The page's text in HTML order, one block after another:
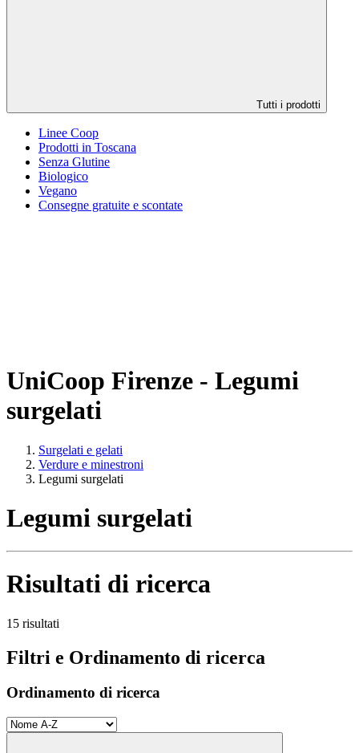
Tutti i prodotti
Linee Coop
Prodotti in Toscana
Senza Glutine
Biologico
Vegano
Consegne gratuite e scontate
UniCoop Firenze - Legumi
surgelati
Surgelati e gelati
Verdure e minestroni
Legumi surgelati
Legumi surgelati
Risultati di ricerca
15 risultati
Filtri e Ordinamento di ricerca
Ordinamento di ricerca